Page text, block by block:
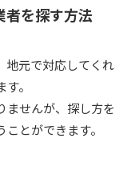
者を探す方法
地元で対応してくれ
。
ませんが、探し方を
とができます。